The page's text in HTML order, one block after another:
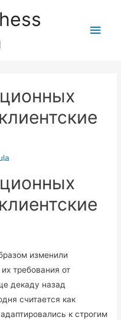
изменили
требования от
декаду назад
считается как
к строгим